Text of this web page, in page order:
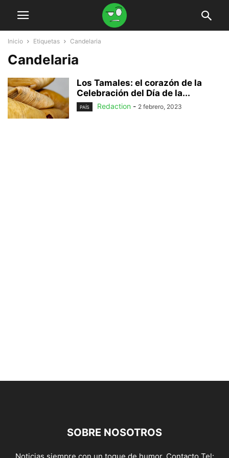
Inicio Etiquetas Candelaria
Candelaria
Los Tamales: el corazón de la
Celebración del Día de la...
PAÍS Redaction - 2 febrero, 2023
SOBRE NOSOTROS